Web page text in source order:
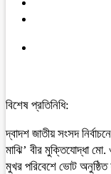
বিশেষ প্রতিনিধি:
দ্বাদশ জাতীয় সংসদ
মাঝি’ বীর মুক্তিযোদ্ধা
মুখর পরিবেশে ভোট